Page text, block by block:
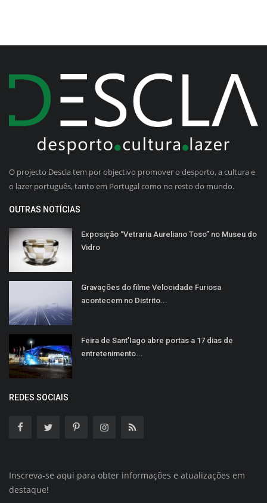
O projecto Descla tem por objectivo promover o desporto, a cultura e
o lazer português, tanto em Portugal como no resto do mundo.
OUTRAS NOTÍCIAS
Exposição “Vetraria Aureliano Toso” no Museu do
Vidro
Gravações do filme Velocidade Furiosa
acontecem no Distrito...
Feira de Sant’Iago abre portas a 17 dias de
entretenimento...
REDES SOCIAIS
Inscreva-se aqui para obter informações e atualizações em
destaque!